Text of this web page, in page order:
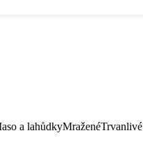
a lahůdkyMraženéTrvanlivé